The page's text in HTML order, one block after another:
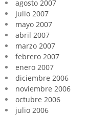
agosto 2007
julio 2007
mayo 2007
abril 2007
marzo 2007
febrero 2007
enero 2007
diciembre 2006
noviembre 2006
octubre 2006
julio 2006